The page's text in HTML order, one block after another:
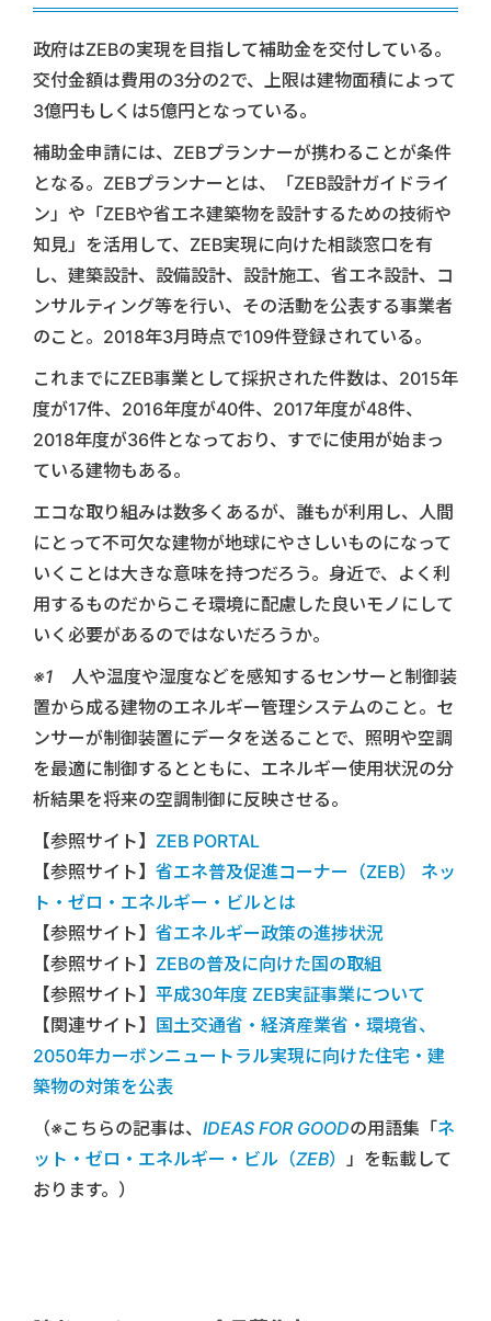
政府はZEBの実現を目指して補助金を交付している。
交付金額は費用の3分の2で、上限は建物面積によって
3億円もしくは5億円となっている。
補助金申請には、ZEBプランナーが携わることが条件
となる。ZEBプランナーとは、「ZEB設計ガイドライ
ン」や「ZEBや省エネ建築物を設計するための技術や
知見」を活用して、ZEB実現に向けた相談窓口を有
し、建築設計、設備設計、設計施工、省エネ設計、コ
ンサルティング等を行い、その活動を公表する事業者
のこと。2018年3月時点で109件登録されている。
これまでにZEB事業として採択された件数は、2015年
度が17件、2016年度が40件、2017年度が48件、
2018年度が36件となっており、すでに使用が始まっ
ている建物もある。
エコな取り組みは数多くあるが、誰もが利用し、人間
にとって不可欠な建物が地球にやさしいものになって
いくことは大きな意味を持つだろう。身近で、よく利
用するものだからこそ環境に配慮した良いモノにして
いく必要があるのではないだろうか。
※1 人や温度や湿度などを感知するセンサーと制御装
置から成る建物のエネルギー管理システムのこと。セ
ンサーが制御装置にデータを送ることで、照明や空調
を最適に制御するとともに、エネルギー使用状況の分
析結果を将来の空調制御に反映させる。
【参照サイト】 ZEB PORTAL
【参照サイト】 省エネ普及促進コーナー（ZEB） ネッ
ト・ゼロ・エネルギー・ビルとは
【参照サイト】 省エネルギー政策の進捗状況
【参照サイト】 ZEBの普及に向けた国の取組
【参照サイト】 平成30年度 ZEB実証事業について
【関連サイト】 国土交通省・経済産業省・環境省、
2050年カーボンニュートラル実現に向けた住宅・建
築物の対策を公表
（※こちらの記事は、 IDEAS FOR GOODの用語集「ネ
ット・ゼロ・エネルギー・ビル（ZEB） 」を転載して
おります。）